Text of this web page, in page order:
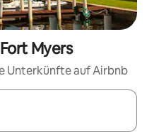
Myers
Unterkünfte auf Airbnb
navigiere mit den